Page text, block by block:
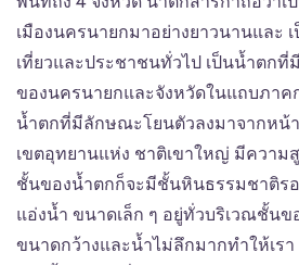
เมืองนครนายกมาอย่างยาวนานและ
เที่ยวและประชาชนทั่วไป เป็นน้ำตก
ของนครนายกและจังหวัดในแถบภาค
น้ำตกที่มีลักษณะโยนตัวลงมาจากหน้
เขตอุทยานแห่ง ชาติเขาใหญ่ มีความ
ชั้นของน้ำตกก็จะมีชั้นหินธรรมชาติร
แอ่งน้ำ ขนาดเล็ก ๆ อยู่ทั่วบริเวณชั้นข
ขนาดกว้างและน้ำไม่ลึกมากทำให้เร